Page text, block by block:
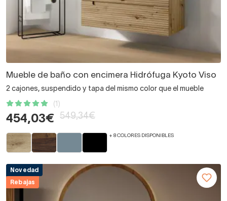
Mueble de baño con encimera Hidrófuga Kyoto Viso
2 cajones, suspendido y tapa del mismo color que el mueble
(1)
454,03€ 549,34€
+ 8 COLORES DISPONIBLES
Novedad
Rebajas